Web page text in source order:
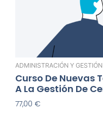
ADMINISTRACIÓN Y GESTIÓN
Curso De Nuevas
A La Gestión De
77,00 €